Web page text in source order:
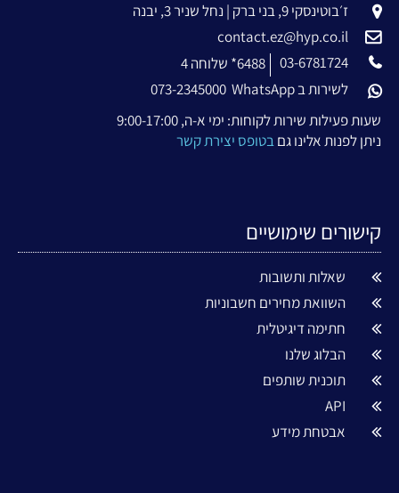
ז׳בוטינסקי 9, בני ברק | נחל שניר 3, יבנה
contact.ez@hyp.co.il
03-6781724
6488* שלוחה 4
לשירות ב WhatsApp
073-2345000
שעות פעילות שירות לקוחות: ימי א-ה, 9:00-17:00
ניתן לפנות אלינו גםבטופס יצירת קשר
קישורים שימושיים
שאלות ותשובות
השוואת מחירים חשבוניות
חתימה דיגיטלית
הבלוג שלנו
תוכנית שותפים
API
אבטחת מידע